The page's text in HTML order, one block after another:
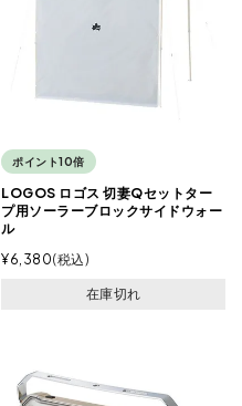
ポイント10倍
LOGOS ロゴス 切妻Qセットター
プ用ソーラーブロックサイドウォー
ル
¥6,380 税込
在庫切れ